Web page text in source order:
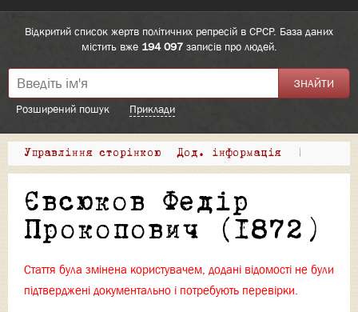
Відкритий список жертв політичних репресій в СРСР. База даних
містить вже 194 097записів про людей.
Розширений пошук Приклади
Управління сторінкою Дод. інформація |
Євсюков Федір
Прокопович (1872)
Стаття була змінена користувачем, додані відомості не були
підтверджені документально і потребують перевірки.